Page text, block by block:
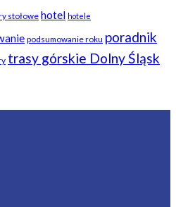
stołowe hotel hotele
podsumowanie roku poradnik
trasy górskie Dolny Śląsk